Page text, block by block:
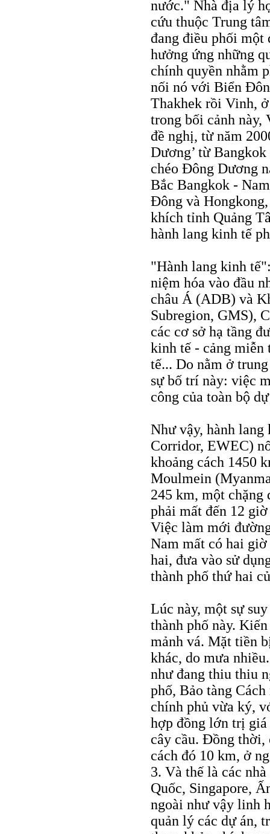
nước." Nhà địa lý
cứu thuộc Trung
đang điều phối một
hưởng ứng những
chính quyền nhằm
nối nó với Biển
Thakhek rồi Vinh,
trong bối cảnh này,
đề nghị, từ năm
Dương’ từ
chéo Đông Dương
Bắc Bangkok -
Đông và
khích tỉnh Quảng
hành lang kinh tế
"Hành lang kinh
niệm hóa vào đầu
châu Á (ADB) và
Subregion, GMS),
các cơ sở hạ tầng
kinh tế - cảng miễn
tế... Do nằm ở
sự bố trí này: việc
công của toàn bộ
Như vậy, hành
Corridor, EWEC)
khoảng cách 1450
Moulmein
245 km, một chặng
phải mất đến 12
Việc làm mới
Nam mất có hai
hai, đưa vào sử
thành phố thứ hai
Lúc này, một sự
thành phố này.
mảnh vá. Mặt tiền
khác, do mưa
như đang thiu thiu
phố, Bảo tàng
chính phủ vừa ký,
hợp đồng lớn trị giá
cây cầu. Đồng thời,
cách đó 10 km, ở
3. Và thế là các
Quốc, Singapore,
ngoài như vậy linh
quản lý các dự án,